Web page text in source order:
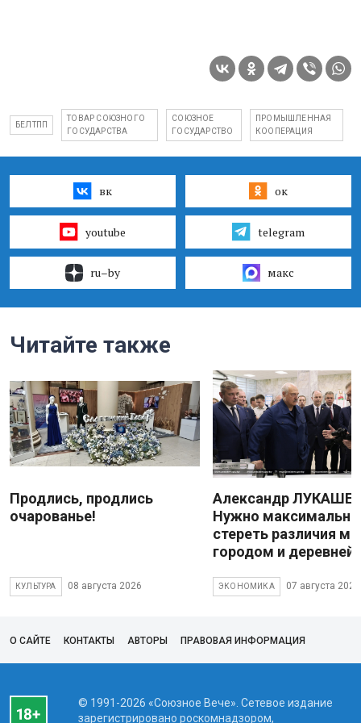
БЕЛТПП
ТОВАР СОЮЗНОГО
ГОСУДАРСТВА
СОЮЗНОЕ
ГОСУДАРСТВО
ПРОМЫШЛЕННАЯ
КООПЕРАЦИЯ
вк ок
youtube telegram
ru–by макс
Читайте также
Продлись, продлись
очарованье!
КУЛЬТУРА 08 августа 2026
Александр
Нужно максимально
стереть различия
городом и деревней
ЭКОНОМИКА 07 августа 2026
О САЙТЕ КОНТАКТЫ АВТОРЫ ПРАВОВАЯ ИНФОРМАЦИЯ
© 1991-2026 «Союзное Вече». Сетевое издание
зарегистрировано роскомнадзором,